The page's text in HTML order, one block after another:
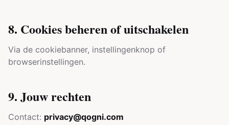
8. Cookies beheren of uitschakelen
Via de cookiebanner, instellingenknop of
browserinstellingen.
9. Jouw rechten
Contact: privacy@qogni.com